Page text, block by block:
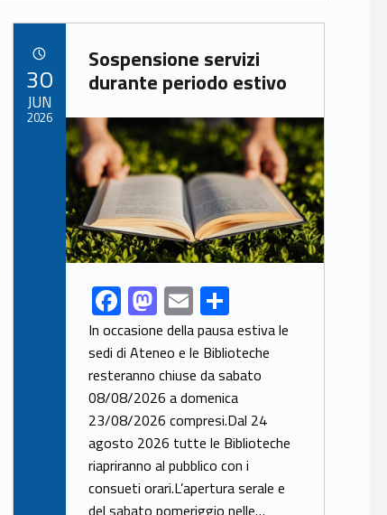
Link identifier archive #link-archive-88915
Sospensione servizi
durante periodo estivo
Link identifier archive #link-archive-thumb-soap-92693
Link identifier share facebook archive #share-link-archive-27220F
ac
e
b
o
o
k
M
as
to
d
o
n
E
m
ai
l
h
ar
e
In occasione della pausa estiva le
sedi di Ateneo e le Biblioteche
resteranno chiuse da sabato
08/08/2026 a domenica
23/08/2026 compresi.Dal 24
agosto 2026 tutte le Biblioteche
riapriranno al pubblico con i
consueti orari.L’apertura serale e
30
JUN
2026